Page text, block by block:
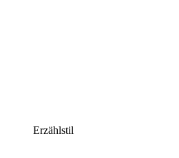
Erzählstil